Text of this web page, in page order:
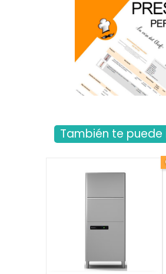
También te puede